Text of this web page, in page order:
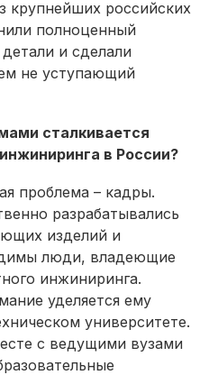
крупнейших российских
полноценный
и сделали
не уступающий
сталкивается
в России?
проблема – кадры.
разрабатывались
изделий и
люди, владеющие
инжиниринга.
уделяется ему
университете.
с ведущими вузами